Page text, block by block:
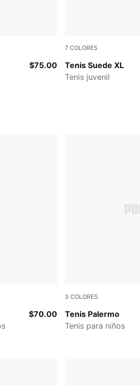
$75.00
7 COLORES
Tenis Suede XL
PUMA Team Royal-
Tenis juvenil
$70.00
3 COLORES
Tenis Palermo
Royal Sapphire-
Tenis para niños